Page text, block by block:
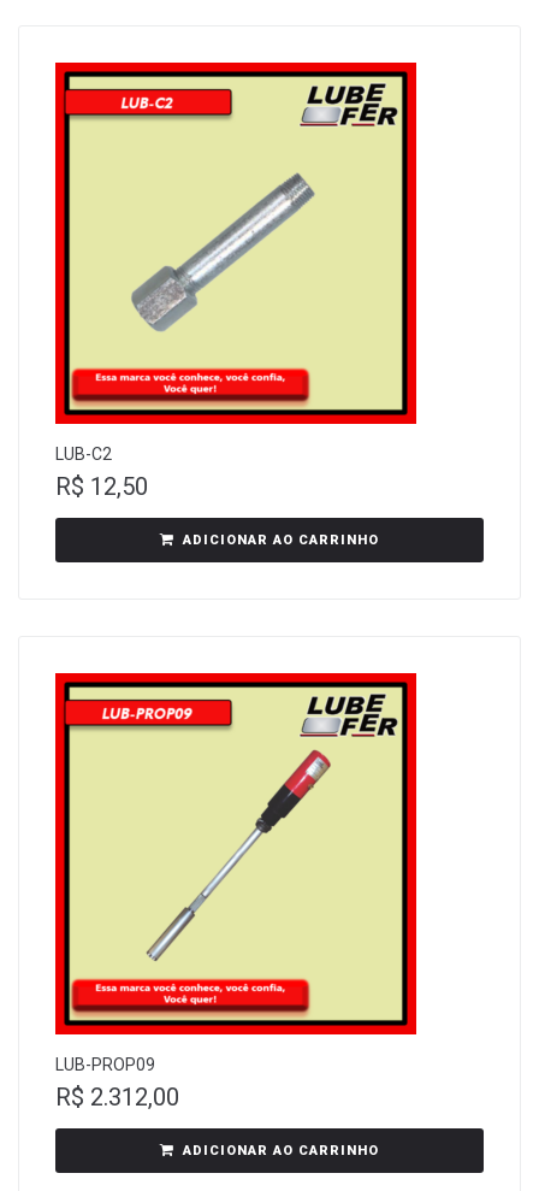
LUB-C2
R$ 12,50
ADICIONAR AO CARRINHO
LUB-PROP09
R$ 2.312,00
ADICIONAR AO CARRINHO